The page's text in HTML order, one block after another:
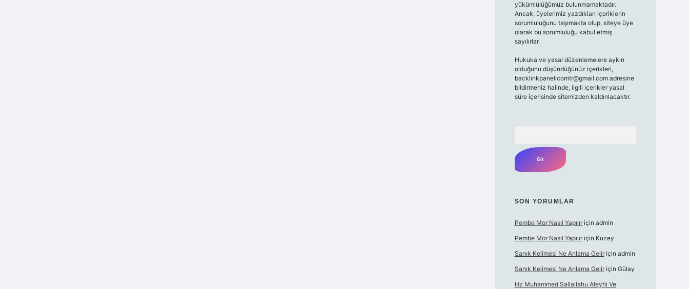
yükümlülüğümüz bulunmamaktadır.
Ancak, üyelerimiz yazdıkları içeriklerin
sorumluluğunu taşımakta olup, siteye üye
olarak bu sorumluluğu kabul etmiş
sayılırlar.
Hukuka ve yasal düzenlemelere aykırı
olduğunu düşündüğünüz içerikleri,
backlinkpanelicomtr@gmail.comadresine
bildirmeniz halinde, ilgili içerikler yasal
süre içerisinde sitemizden kaldırılacaktır.
SON YORUMLAR
Pembe Mor Nasıl Yapılıriçin admin
Pembe Mor Nasıl Yapılıriçin Kuzey
Sanık Kelimesi Ne Anlama Geliriçin admin
Sanık Kelimesi Ne Anlama Geliriçin Gülay
Hz Muhammed Sallallahu Aleyhi Ve